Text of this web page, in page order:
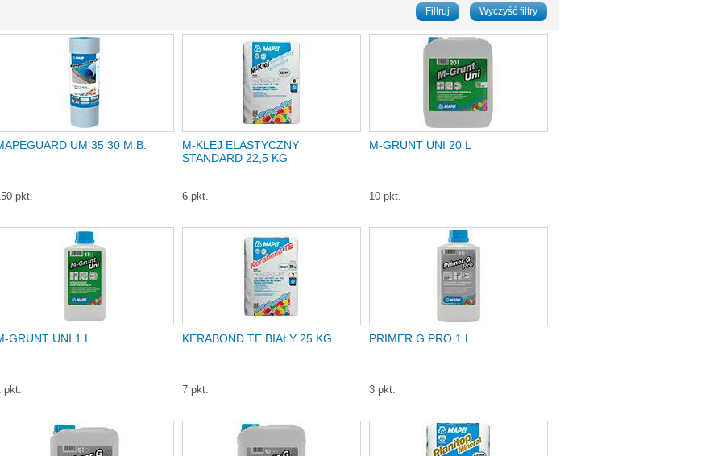
Filtruj
Wyczyść filtry
UM 35 30 M.B.
pkt.
M-KLEJ ELASTYCZNY
STANDARD 22,5 KG
6 pkt.
M-GRUNT UNI 20 L
10 pkt.
GRUNT UNI 1 L
pkt.
KERABOND TE BIAŁY 25 KG
7 pkt.
PRIMER G PRO 1 L
3 pkt.